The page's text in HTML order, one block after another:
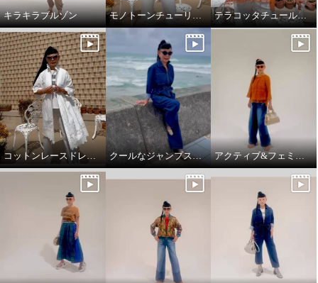
キラキラブルゾン モノトーンチューリップ柄のTシャツ テラコッタチュールレースプルオーバー。
コットンレースドレスコート クールなジャンプスーツ‼️ アクティブ&フェミニンスタイリング